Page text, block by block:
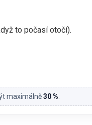
to počasí otočí).
maximálně30 %